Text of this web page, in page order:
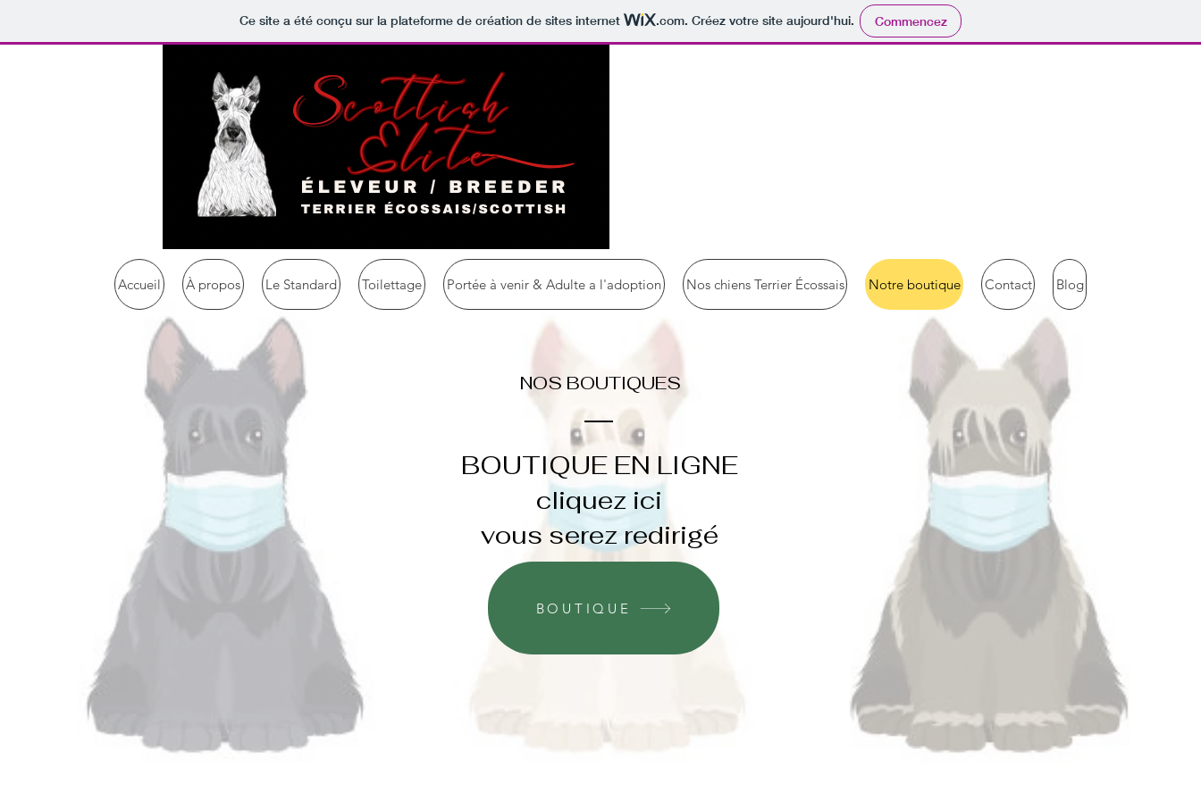
Ce site a été conçu sur la plateforme de création de sites internet .com. Créez votre site aujourd'hui. Commencez
Accueil À propos Le Standard Toilettage Portée à venir & Adulte a l'adoption Nos chiens Terrier Écossais Notre boutique Contact Blog
NOS BOUTIQUES
BOUTIQUE EN LIGNE
cliquez ici
vous serez redirigé
BOUTIQUE